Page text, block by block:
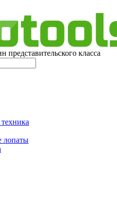
представительского класса
лопаты